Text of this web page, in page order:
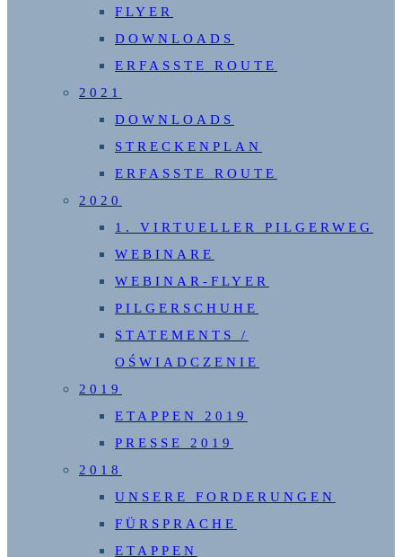
FLYER
DOWNLOADS
ERFASSTE ROUTE
2021
DOWNLOADS
STRECKENPLAN
ERFASSTE ROUTE
2020
1. VIRTUELLER PILGERWEG
WEBINARE
WEBINAR-FLYER
PILGERSCHUHE
STATEMENTS /
OŚWIADCZENIE
2019
ETAPPEN 2019
PRESSE 2019
2018
UNSERE FORDERUNGEN
FÜRSPRACHE
ETAPPEN